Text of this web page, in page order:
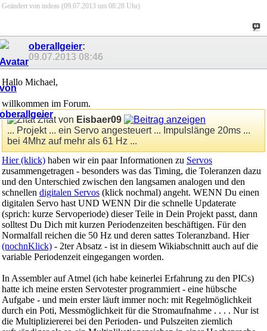
Geändert von indeas (09.07.2013 um 08:28 Uhr)
oberallgeier:
09.07.2013 08:46
Hallo Michael,
willkommen im Forum.
Zitat von Eisbaer09
... Projekt ... ein Servo angesteuert ... Impulslänge 20ms ...
bei 4Mhz auf mehr als 61 Hz ...
Hier (klick) haben wir ein paar Informationen zu Servos
zusammengetragen - besonders was das Timing, die Toleranzen dazu
und den Unterschied zwischen den langsamen analogen und den
schnellen digitalen Servos (klick nochmal) angeht. WENN Du einen
digitalen Servo hast UND WENN Dir die schnelle Updaterate
(sprich: kurze Servoperiode) dieser Teile in Dein Projekt passt, dann
solltest Du Dich mit kurzen Periodenzeiten beschäftigen. Für den
Normalfall reichen die 50 Hz und deren sattes Toleranzband. Hier
(nochnKlick) - 2ter Absatz - ist in diesem Wikiabschnitt auch auf die
variable Periodenzeit eingegangen worden.
In Assembler auf Atmel (ich habe keinerlei Erfahrung zu den PICs)
hatte ich meine ersten Servotester programmiert - eine hübsche
Aufgabe - und mein erster läuft immer noch: mit Regelmöglichkeit
durch ein Poti, Messmöglichkeit für die Stromaufnahme . . . . Nur ist
die Multipliziererei bei den Perioden- und Pulszeiten ziemlich